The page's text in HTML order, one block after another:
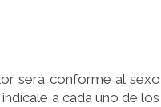
será conforme al sexo
a cada uno de los